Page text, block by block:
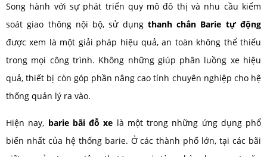
Song hành với sự phát triển quy mô đô thị và nhu cầu kiểm
soát giao thông nội bộ, sử dụng thanh chắn Barie tự động
được xem là một giải pháp hiệu quả, an toàn không thể thiếu
trong mọi công trình. Không những giúp phân luồng xe hiệu
quả, thiết bị còn góp phần nâng cao tính chuyên nghiệp cho hệ
thống quản lý ra vào.
Hiện nay, barie bãi đỗ xe là một trong những ứng dụng phổ
biến nhất của hệ thống barie. Ở các thành phố lớn, tại các bãi